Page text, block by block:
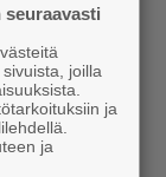
joilla
ja
ja